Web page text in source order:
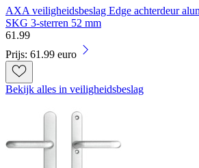
AXA veiligheidsbeslag Edge achterdeur
SKG 3-sterren 52 mm
61 .99
Prijs: 61.99 euro
Bekijk alles in veiligheidsbeslag